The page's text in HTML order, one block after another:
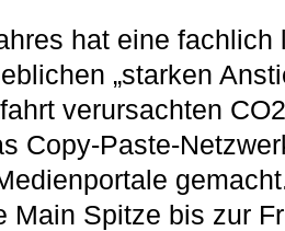
hat eine fachlich
„starken
verursachten
Copy-Paste-
Main Spitze bis zur